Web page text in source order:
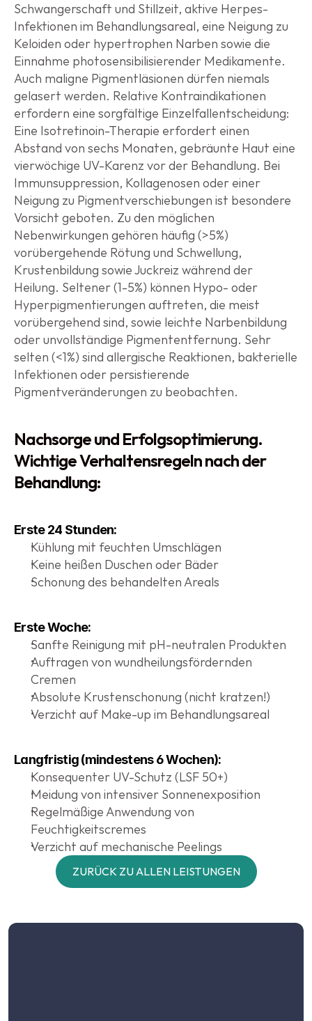
Schwangerschaft und Stillzeit, aktive Herpes-
Infektionen im Behandlungsareal, eine Neigung zu
Keloiden oder hypertrophen Narben sowie die
Einnahme photosensibilisierender Medikamente.
Auch maligne Pigmentläsionen dürfen niemals
gelasert werden. Relative Kontraindikationen
erfordern eine sorgfältige Einzelfallentscheidung:
Eine Isotretinoin-Therapie erfordert einen
Abstand von sechs Monaten, gebräunte Haut eine
vierwöchige UV-Karenz vor der Behandlung. Bei
Immunsuppression, Kollagenosen oder einer
Neigung zu Pigmentverschiebungen ist besondere
Vorsicht geboten. Zu den möglichen
Nebenwirkungen gehören häufig (>5%)
vorübergehende Rötung und Schwellung,
Krustenbildung sowie Juckreiz während der
Heilung. Seltener (1-5%) können Hypo- oder
Hyperpigmentierungen auftreten, die meist
vorübergehend sind, sowie leichte Narbenbildung
oder unvollständige Pigmententfernung. Sehr
selten (<1%) sind allergische Reaktionen, bakterielle
Infektionen oder persistierende
Pigmentveränderungen zu beobachten.
Nachsorge und Erfolgsoptimierung.
Wichtige Verhaltensregeln nach der
Behandlung:
Erste 24 Stunden:
Kühlung mit feuchten Umschlägen
Keine heißen Duschen oder Bäder
Schonung des behandelten Areals
Erste Woche:
Sanfte Reinigung mit pH-neutralen Produkten
Auftragen von wundheilungsfördernden
Cremen
Absolute Krustenschonung (nicht kratzen!)
Verzicht auf Make-up im Behandlungsareal
Langfristig (mindestens 6 Wochen):
Konsequenter UV-Schutz (LSF 50+)
Meidung von intensiver Sonnenexposition
Regelmäßige Anwendung von
Feuchtigkeitscremes
Verzicht auf mechanische Peelings
ZURÜCK ZU ALLEN LEISTUNGEN